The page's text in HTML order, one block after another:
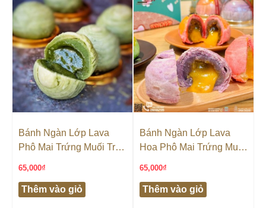
Bánh Ngàn Lớp Lava
Phô Mai Trứng Muối Trà
65,000₫
Thêm vào giỏ
Bánh Ngàn Lớp Lava
Hoa Phô Mai Trứng Muối
65,000₫
Thêm vào giỏ